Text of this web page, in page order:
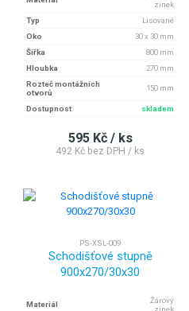
zinek
Typ
Lisované
Oko
30 x 30 mm
Šířka
800 mm
Hloubka
270 mm
Rozteč montážních
otvorů
150 mm
Dostupnost skladem
595 Kč / ks
492 Kč bez DPH / ks
PS-XSL-009
Schodišťové stupně
900x270/30x30
Materiál
Žárový